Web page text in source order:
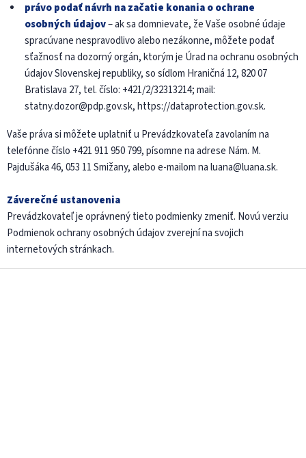
právo podať návrh na začatie konania o ochrane
osobných údajov– ak sa domnievate, že Vaše osobné údaje
spracúvane nespravodlivo alebo nezákonne, môžete podať
sťažnosť na dozorný orgán, ktorým je Úrad na ochranu osobných
údajov Slovenskej republiky, so sídlom Hraničná 12, 820 07
Bratislava 27, tel. číslo: +421/2/32313214; mail:
statny.dozor@pdp.gov.sk, https://dataprotection.gov.sk.
Vaše práva si môžete uplatniť u Prevádzkovateľa zavolaním na
telefónne číslo +421 911 950 799, písomne na adrese Nám. M.
Pajdušáka 46, 053 11 Smižany, alebo e-mailom na luana@luana.sk.
Záverečné ustanovenia
Prevádzkovateľ je oprávnený tieto podmienky zmeniť. Novú verziu
Podmienok ochrany osobných údajov zverejní na svojich
internetových stránkach.